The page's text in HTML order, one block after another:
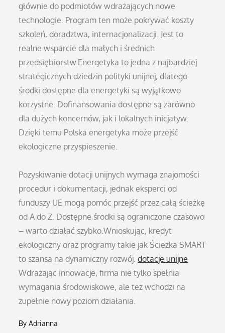
głównie do podmiotów wdrażających nowe
technologie. Program ten może pokrywać koszty
szkoleń, doradztwa, internacjonalizacji. Jest to
realne wsparcie dla małych i średnich
przedsiębiorstw.Energetyka to jedna z najbardziej
strategicznych dziedzin polityki unijnej, dlatego
środki dostępne dla energetyki są wyjątkowo
korzystne. Dofinansowania dostępne są zarówno
dla dużych koncernów, jak i lokalnych inicjatyw.
Dzięki temu Polska energetyka może przejść
ekologiczne przyspieszenie.
Pozyskiwanie dotacji unijnych wymaga znajomości
procedur i dokumentacji, jednak eksperci od
funduszy UE mogą pomóc przejść przez całą ścieżkę
od A do Z. Dostępne środki są ograniczone czasowo
– warto działać szybko.Wnioskując, kredyt
ekologiczny oraz programy takie jak Ścieżka SMART
to szansa na dynamiczny rozwój.dotacje unijne
Wdrażając innowacje, firma nie tylko spełnia
wymagania środowiskowe, ale też wchodzi na
zupełnie nowy poziom działania.
ByAdrianna